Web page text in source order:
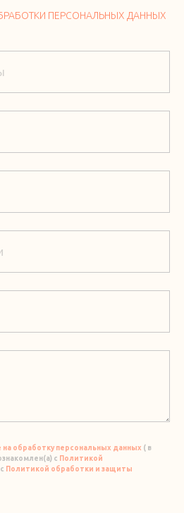
ПЕРСОНАЛЬНЫХ ДАННЫХ
на обработку персональных данных ( в
с Политикой
Политикой обработки и защиты